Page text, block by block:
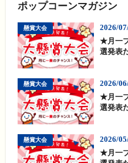
ポップコーンマガジン
懸賞大会
2026/
★月一
選発表
懸賞大会
2026/
★月一
選発表
懸賞大会
2026/
★月一